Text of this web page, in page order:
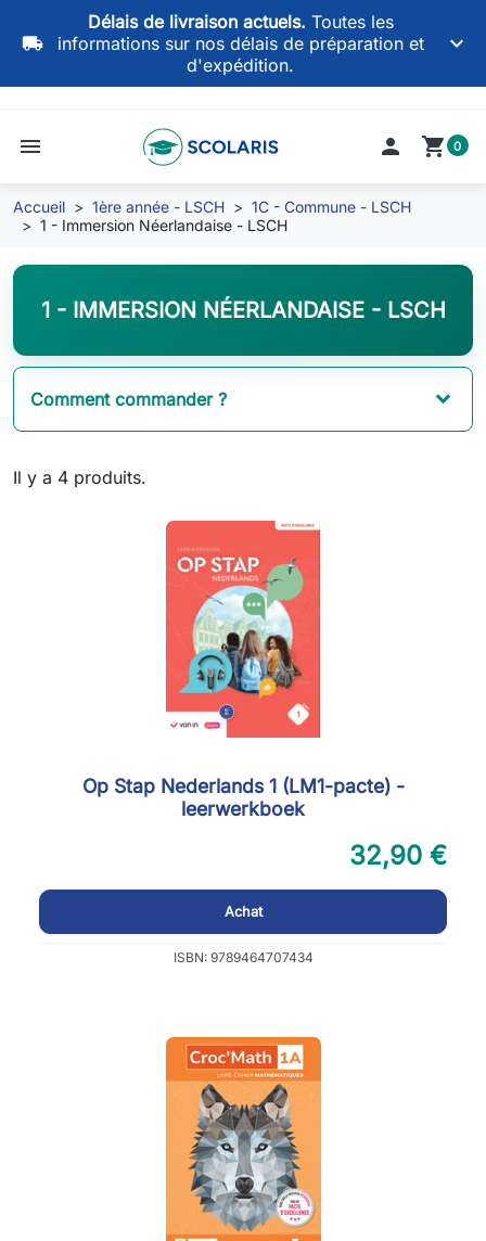
local_shipping
Délais de livraison actuels. Toutes les
informations sur nos délais de préparation et
d'expédition.
keyboard_arrow_down
menu  shopping_cart 0
Accueil 1ère année - LSCH
1C - Commune - LSCH
1 - Immersion Néerlandaise - LSCH
1 - IMMERSION NÉERLANDAISE - LSCH
Comment commander ?
Il y a 4 produits.
Op Stap Nederlands 1 (LM1-pacte) -
leerwerkboek
32,90 €
Achat
ISBN: 9789464707434